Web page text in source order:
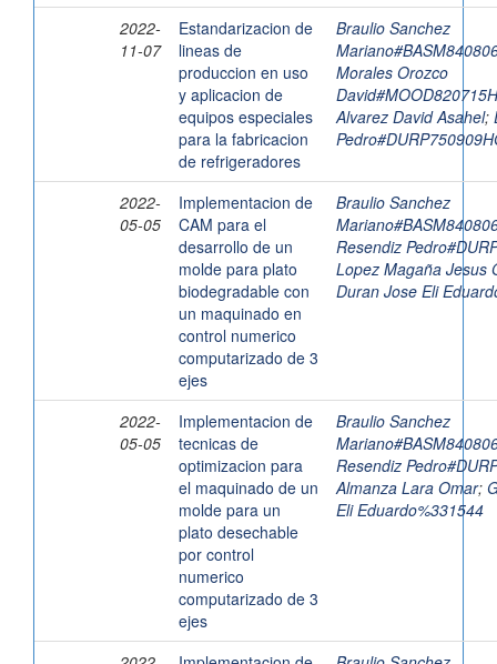
2022-
11-07
Estandarizacion de
lineas de
produccion en uso
y aplicacion de
equipos especiales
para la fabricacion
de refrigeradores
Braulio Sanchez
Morales Orozco
Alvarez David Asahel;
2022-
05-05
Implementacion de
CAM para el
desarrollo de un
molde para plato
biodegradable con
un maquinado en
control numerico
computarizado de 3
ejes
Braulio Sanchez
Resendiz
Lopez Magaña Jesus
Duran Jose Eli
2022-
05-05
Implementacion de
tecnicas de
optimizacion para
el maquinado de un
molde para un
plato desechable
por control
numerico
computarizado de 3
ejes
Braulio Sanchez
Resendiz
Almanza Lara Omar;
Eli Eduardo%331544